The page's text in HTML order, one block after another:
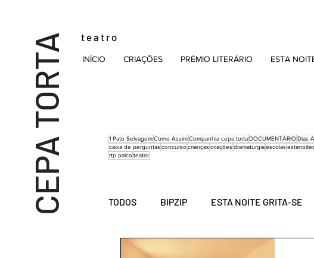
CEPA TORTA t e a t r o
INÍCIO CRIAÇÕES PRÉMIO LITERÁRIO ESTA
1 Pato SelvagemComo AssimCompanhia cepa tortaDOCUMENTÁRIO Dias
caixa de perguntasconcursocriançascriaçõesdramaturgiaescolas
rtp palcoteatro
TODOS BIPZIP ESTA NOITE GRITA-SE
MALACATE